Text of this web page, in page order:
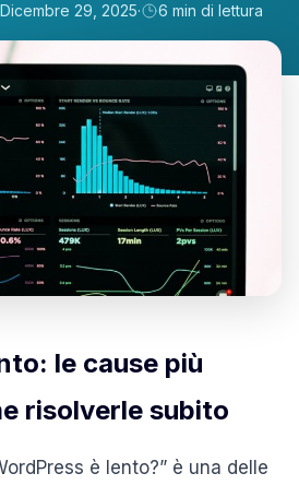
Dicembre 29, 2025· 6 min di lettura
le cause più
risolverle subito
è lento?” è una delle